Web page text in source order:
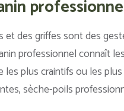
et des griffes sont des
professionnel connaît
plus craintifs ou les
sèche-poils